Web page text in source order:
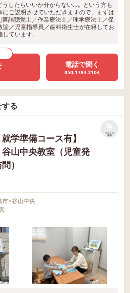
したらいいか分からない…〟という方も
ご説明させていただきますので、まずは
語聴覚士／作業療法士／理学療法士／保
／児童指導員／歯科衛生士が在籍してお
ています。
電話で聞く
050-1784-2104
る
就学準備コース有】
山中央教室（児童発
）
リストに
保存
市>谷山中央